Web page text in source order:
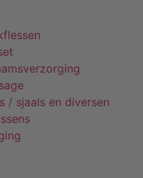
/ sjaals en diversen